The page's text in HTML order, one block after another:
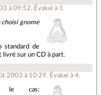
à 09:52. Évalué à 1 .
choisi gnome
standard de
livré sur un CD à part.
2003 à 10:29. Évalué à 4.
le cas: